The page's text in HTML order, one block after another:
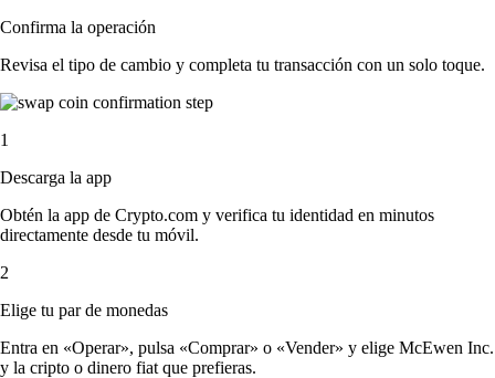
Confirma la operación
Revisa el tipo de cambio y completa tu transacción con un solo toque.
1
Descarga la app
Obtén la app de Crypto.com y verifica tu identidad en minutos
directamente desde tu móvil.
2
Elige tu par de monedas
Entra en «Operar», pulsa «Comprar» o «Vender» y elige McEwen Inc.
y la cripto o dinero fiat que prefieras.